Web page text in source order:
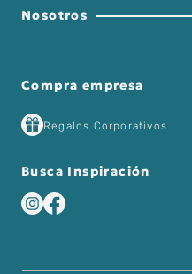
Nosotros
Compra empresa
Regalos Corporativos
Busca Inspiración